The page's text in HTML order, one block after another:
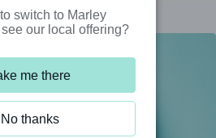
switch to Marley
our local offering?
me there
No thanks